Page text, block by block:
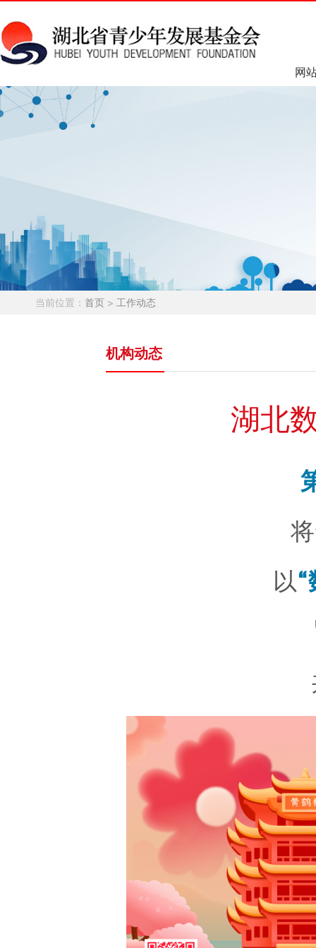
网
当前位置： 首页 > 工作动态
机构动态
湖北
以“